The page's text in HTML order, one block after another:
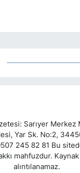
Sarıyer
Yar Sk. No:2,
245 82 81 Bu
mahfuzdur.
alıntılanamaz.